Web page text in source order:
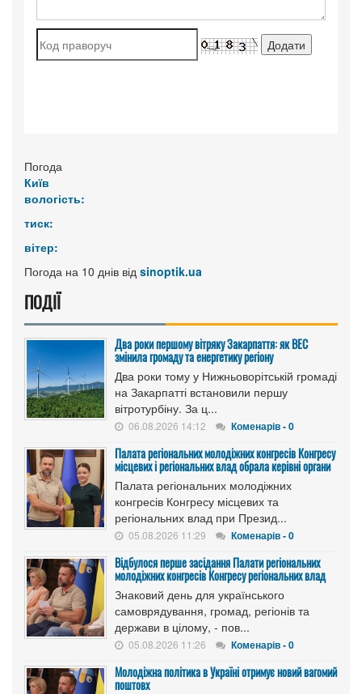
Погода
Київ
вологість:
тиск:
вітер:
Погода на 10 днів від sinoptik.ua
ПОДІЇ
Два роки першому вітряку Закарпаття: як ВЕС
змінила громаду та енергетику регіону
Два роки тому у Нижньоворітській громаді
на Закарпатті встановили першу
вітротурбіну. За ц...
06.08.2026 14:12 Коменарів - 0
Палата регіональних молодіжних конгресів Конгресу
місцевих і регіональних влад обрала керівні органи
Палата регіональних молодіжних
конгресів Конгресу місцевих та
регіональних влад при Презид...
05.08.2026 11:29 Коменарів - 0
Відбулося перше засідання Палати регіональних
молодіжних конгресів Конгресу регіональних влад
Знаковий день для українського
самоврядування, громад, регіонів та
держави в цілому, - пов...
05.08.2026 11:26 Коменарів - 0
Молодіжна політика в Україні отримує новий вагомий
поштовх